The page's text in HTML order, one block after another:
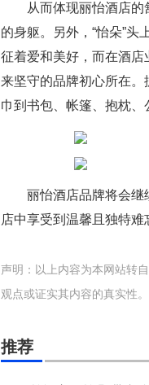
从而体现丽怡酒店的
的身躯。另外，“怡朵”
征着爱和美好，而在酒
来坚守的品牌初心所在
巾到书包、帐篷、抱枕、
丽怡酒店品牌将会继
店中享受到温馨且独特难
声明：以上内容为本网站转
观点或证实其内容的真实性
推荐